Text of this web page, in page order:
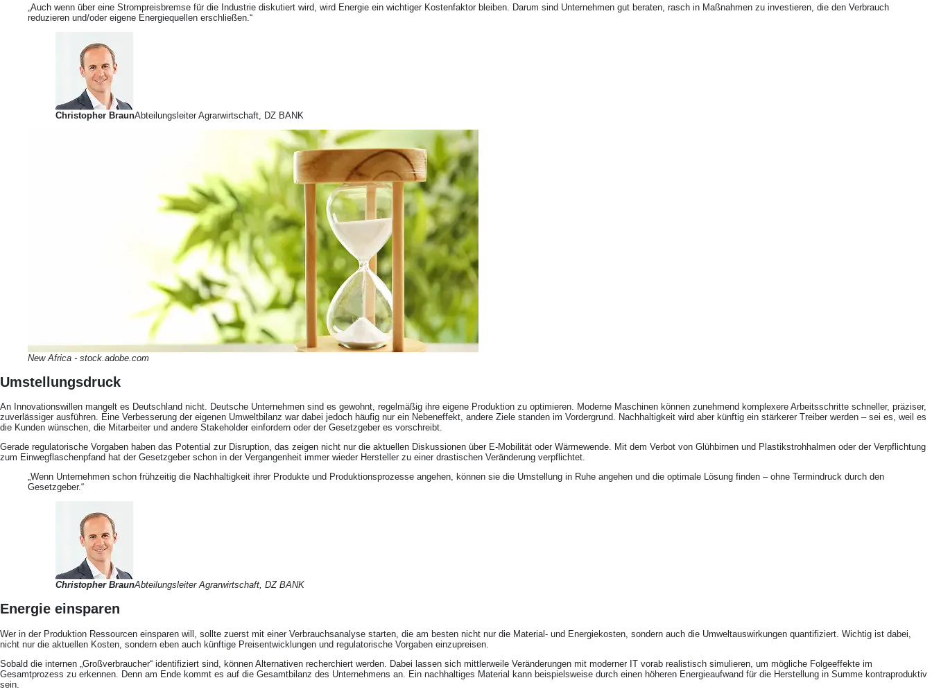
„Auch wenn über eine Strompreisbremse für die Industrie diskutiert wird, wird Energie ein wichtiger Kostenfaktor bleiben. Darum sind Unternehmen gut beraten, rasch in Maßnahmen zu investieren, die den Verbrauch
reduzieren und/oder eigene Energiequellen erschließen.“
Christopher BraunAbteilungsleiter Agrarwirtschaft, DZ BANK
New Africa - stock.adobe.com
Umstellungsdruck
An Innovationswillen mangelt es Deutschland nicht. Deutsche Unternehmen sind es gewohnt, regelmäßig ihre eigene Produktion zu optimieren. Moderne Maschinen können zunehmend komplexere Arbeitsschritte schneller, präziser,
zuverlässiger ausführen. Eine Verbesserung der eigenen Umweltbilanz war dabei jedoch häufig nur ein Nebeneffekt, andere Ziele standen im Vordergrund. Nachhaltigkeit wird aber künftig ein stärkerer Treiber werden – sei es, weil es
die Kunden wünschen, die Mitarbeiter und andere Stakeholder einfordern oder der Gesetzgeber es vorschreibt.
Gerade regulatorische Vorgaben haben das Potential zur Disruption, das zeigen nicht nur die aktuellen Diskussionen über E-Mobilität oder Wärmewende. Mit dem Verbot von Glühbirnen und Plastikstrohhalmen oder der Verpflichtung
zum Einwegflaschenpfand hat der Gesetzgeber schon in der Vergangenheit immer wieder Hersteller zu einer drastischen Veränderung verpflichtet.
„Wenn Unternehmen schon frühzeitig die Nachhaltigkeit ihrer Produkte und Produktionsprozesse angehen, können sie die Umstellung in Ruhe angehen und die optimale Lösung finden – ohne Termindruck durch den
Gesetzgeber.“
Christopher BraunAbteilungsleiter Agrarwirtschaft, DZ BANK
Energie einsparen
Wer in der Produktion Ressourcen einsparen will, sollte zuerst mit einer Verbrauchsanalyse starten, die am besten nicht nur die Material- und Energiekosten, sondern auch die Umweltauswirkungen quantifiziert. Wichtig ist dabei,
nicht nur die aktuellen Kosten, sondern eben auch künftige Preisentwicklungen und regulatorische Vorgaben einzupreisen.
Sobald die internen „Großverbraucher“ identifiziert sind, können Alternativen recherchiert werden. Dabei lassen sich mittlerweile Veränderungen mit moderner IT vorab realistisch simulieren, um mögliche Folgeeffekte im
Gesamtprozess zu erkennen. Denn am Ende kommt es auf die Gesamtbilanz des Unternehmens an. Ein nachhaltiges Material kann beispielsweise durch einen höheren Energieaufwand für die Herstellung in Summe kontraproduktiv
sein.